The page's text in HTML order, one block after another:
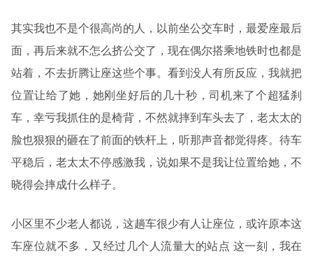
其实我也不是个很高尚的人，以前坐公交车时，最爱座最后
面，再后来就不怎么挤公交了，现在偶尔搭乘地铁时也都是
站着，不去折腾让座这些个事。看到没人有所反应，我就把
位置让给了她，她刚坐好后的几十秒，司机来了个超猛刹
车，幸亏我抓住的是椅背，不然就摔到车头去了，老太太的
脸也狠狠的砸在了前面的铁杆上，听那声音都觉得疼。待车
平稳后，老太太不停感激我，说如果不是我让位置给她，不
晓得会摔成什么样子。
小区里不少老人都说，这趟车很少有人让座位，或许原本这
车座位就不多，又经过几个人流量大的站点 这一刻，我在